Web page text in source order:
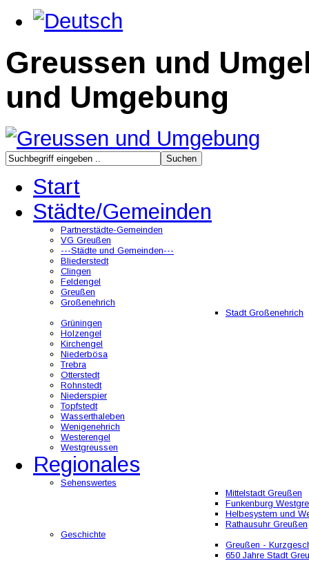
Greussen und
und Umgebung
Start
Städte/Gemeinden
Partnerstädte-Gemeinden
VG Greußen
---Städte und Gemeinden---
Bliederstedt
Clingen
Feldengel
Greußen
Großenehrich
Stadt Großenehrich
Grüningen
Holzengel
Kirchengel
Niederbösa
Trebra
Otterstedt
Rohnstedt
Niederspier
Topfstedt
Wasserthaleben
Wenigenehrich
Westerengel
Westgreussen
Regionales
Sehenswertes
Mittelstadt Greußen
Funkenburg
Helbesystem und
Rathausuhr Greußen
Geschichte
Greußen -
650 Jahre Stadt